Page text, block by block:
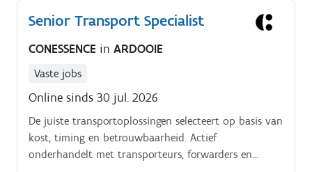
Senior Transport Specialist
CONESSENCE in ARDOOIE
Vaste jobs
Online sinds 30 jul. 2026
De juiste transportoplossingen selecteert op basis van
kost, timing en betrouwbaarheid. Actief
onderhandelt met transporteurs, forwarders en